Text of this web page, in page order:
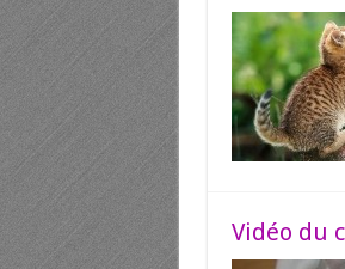
Vidéo du